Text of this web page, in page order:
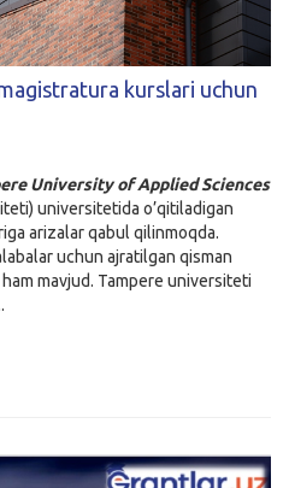
kurslari uchun
University of Applied Sciences
universitetida o’qitiladigan
arizalar qabul qilinmoqda.
uchun ajratilgan qisman
mavjud. Tampere universiteti